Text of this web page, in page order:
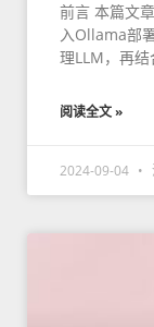
前言 本篇文
入Ollama部
理LLM，再
阅读全文 »
2024-09-04